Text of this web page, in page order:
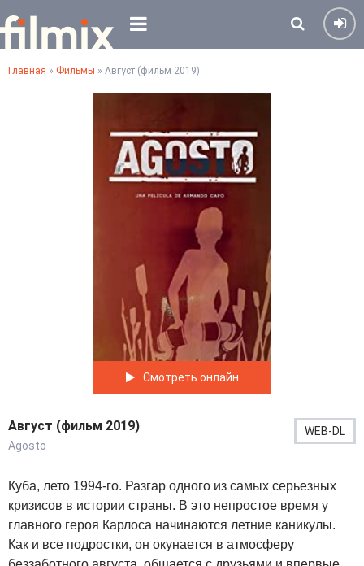
Главная » Фильмы » Август (фильм 2019)
Смотреть онлайн
Август (фильм 2019)
Agosto
WEB-DL
Куба, лето 1994-го. Разгар одного из самых серьезных
кризисов в истории страны. В это непростое время у
главного героя Карлоса начинаются летние каникулы.
Как и все подростки, он окунается в атмосферу